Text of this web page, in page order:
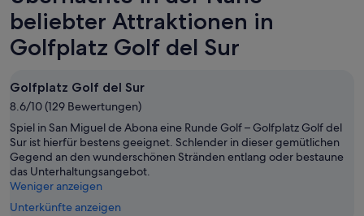
geöffnet
beliebter Attraktionen in
Golfplatz Golf del Sur
Golfplatz Golf del Sur
8.6/10 (129 Bewertungen)
Spiel in San Miguel de Abona eine Runde Golf – Golfplatz Golf del
Sur ist hierfür bestens geeignet. Schlender in dieser gemütlichen
Gegend an den wunderschönen Stränden entlang oder bestaune
das Unterhaltungsangebot.
Weniger anzeigen
Unterkünfte anzeigen